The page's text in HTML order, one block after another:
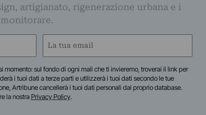
artigianato, rigenerazione urbana e i
Email
momento: sul fondo di ogni mail che ti invieremo, troverai il link per
i tuoi dati a terze parti e utilizzerà i tuoi dati secondo le tue
Artribune cancellerà i tuoi dati personali dal proprio database.
la nostra Privacy Policy.